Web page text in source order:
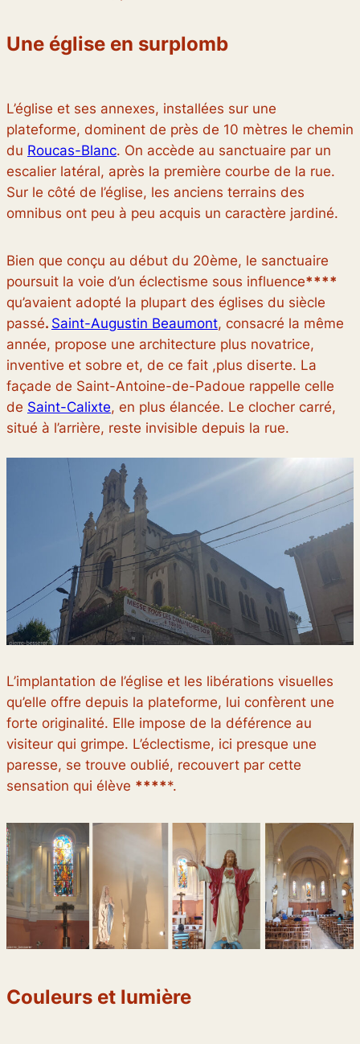
Une église en surplomb
L’église et ses annexes, installées sur une
plateforme, dominent de près de 10 mètres le chemin
du Roucas-Blanc. On accède au sanctuaire par un
escalier latéral, après la première courbe de la rue.
Sur le côté de l’église, les anciens terrains des
omnibus ont peu à peu acquis un caractère jardiné.
Bien que conçu au début du 20ème, le sanctuaire
poursuit la voie d’un éclectisme sous influence****
qu’avaient adopté la plupart des églises du siècle
passé. Saint-Augustin Beaumont, consacré la même
année, propose une architecture plus novatrice,
inventive et sobre et, de ce fait ,plus diserte. La
façade de Saint-Antoine-de-Padoue rappelle celle
de Saint-Calixte, en plus élancée. Le clocher carré,
situé à l’arrière, reste invisible depuis la rue.
L’implantation de l’église et les libérations visuelles
qu’elle offre depuis la plateforme, lui confèrent une
forte originalité. Elle impose de la déférence au
visiteur qui grimpe. L’éclectisme, ici presque une
paresse, se trouve oublié, recouvert par cette
sensation qui élève *****.
Couleurs et lumière